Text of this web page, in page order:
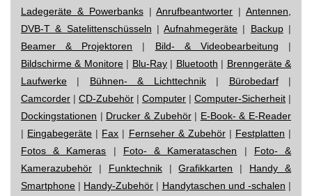
Ladegeräte & Powerbanks|Anrufbeantworter |Antennen,
DVB-T & Satelittenschüsseln |Aufnahmegeräte | Backup|
Beamer & Projektoren | Bild- & Videobearbeitung |
Bildschirme & Monitore| Blu-Ray| Bluetooth | Brenngeräte &
Laufwerke | Bühnen- & Lichttechnik| Bürobedarf|
Camcorder | CD-Zubehör | Computer | Computer-Sicherheit |
Dockingstationen | Drucker & Zubehör| E-Book- & E-Reader
| Eingabegeräte | Fax | Fernseher & Zubehör| Festplatten |
Fotos & Kameras | Foto- & Kamerataschen | Foto- &
Kamerazubehör | Funktechnik|Grafikkarten | Handy &
Smartphone | Handy-Zubehör | Handytaschen und -schalen |